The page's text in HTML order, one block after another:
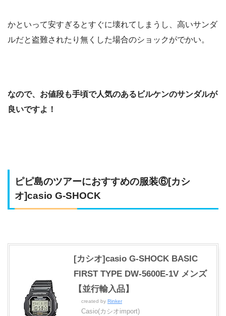
かといって安すぎるとすぐに壊れてしまうし、高いサンダ
ルだと盗難されたり無くした場合のショックがでかい。
なので、お値段も手頃で人気のあるビルケンのサンダルが
良いですよ！
ピピ島のツアーにおすすめの服装⑥[カシ
オ]casio G-SHOCK
[カシオ]casio G-SHOCK BASIC
FIRST TYPE DW-5600E-1V メンズ
【並行輸入品】
created by Rinker
Casio(カシオimport)